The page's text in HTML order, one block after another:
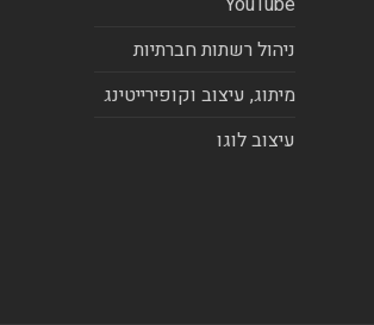
ניהול רשתות חברתיות
מיתוג, עיצוב וקופירייטינג
עיצוב לוגו